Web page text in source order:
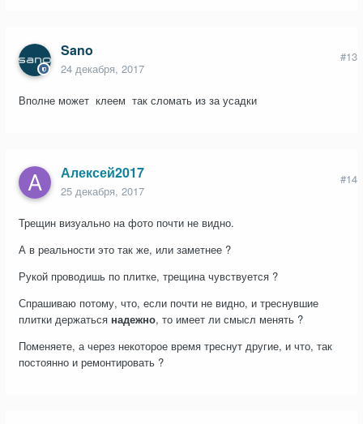
Sano
24 декабря, 2017
#13
Вполне может клеем так сломать из за усадки
Алексей2017
25 декабря, 2017
#14
Трещин визуально на фото почти не видно.
А в реальности это так же, или заметнее ?
Рукой проводишь по плитке, трещина чувствуется ?
Спрашиваю потому, что, если почти не видно, и треснувшие
плитки держаться надежно, то имеет ли смысл менять ?
Поменяете, а через некоторое время треснут другие, и что, так
постоянно и ремонтировать ?